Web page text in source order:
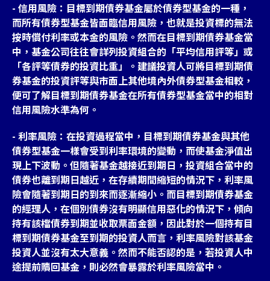
- 信用風險：目標到期債券基金屬於債券型基金的一種，
而所有債券型基金皆面臨信用風險，也就是投資標的無法
按時償付利率或本金的風險。然而在目標到期債券基金當
中，基金公司往往會詳列投資組合的「平均信用評等」或
「各評等債券的投資比重」。建議投資人可將目標到期債
券基金的投資評等與市面上其他境內外債券型基金相較，
便可了解目標到期債券基金在所有債券型基金當中的相對
信用風險水準為何。
- 利率風險：在投資過程當中，目標到期債券基金與其他
債券型基金一樣會受到利率環境的變動，而使基金淨值出
現上下波動。但隨著基金越接近到期日，投資組合當中的
債券也離到期日越近，在存續期間縮短的情況下，利率風
險會隨著到期日的到來而逐漸縮小。而目標到期債券基金
的經理人，在個別債券沒有明顯信用惡化的情況下，傾向
持有該檔債券到期並收取票面金額，因此對於一個持有目
標到期債券基金至到期的投資人而言，利率風險對該基金
投資人並沒有太大意義。然而不能否認的是，若投資人中
途提前贖回基金，則必然會暴露於利率風險當中。